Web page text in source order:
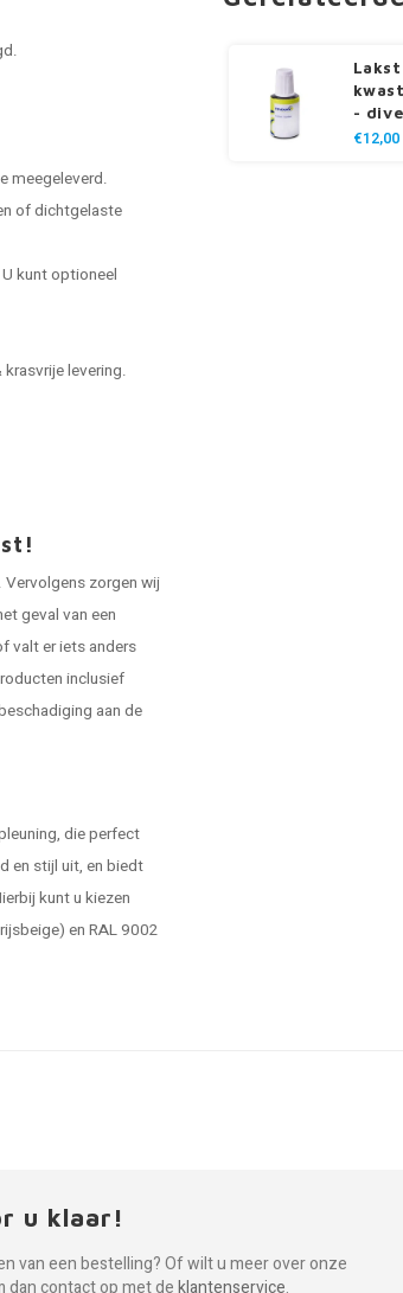
meegeleverd.
of dichtgelaste
kunt optioneel
levering.
zorgen wij
geval van een
valt er iets anders
inclusief
aan de
die perfect
en stijl uit, en biedt
kunt u kiezen
en RAL 9002
-
€12,00
u klaar!
van een bestelling? Of wilt u meer over onze
dan contact op met deklantenservice.